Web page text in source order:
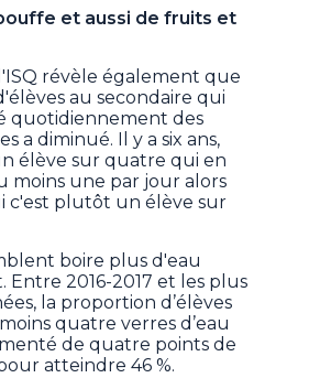
et aussi de fruits et
révèle également que
au secondaire qui
quotidiennement des
a diminué. Il y a six ans,
élève sur quatre qui en
moins une par jour alors
c'est plutôt un élève sur
boire plus d'eau
Entre 2016-2017 et les plus
la proportion d’élèves
quatre verres d’eau
de quatre points de
atteindre 46 %.